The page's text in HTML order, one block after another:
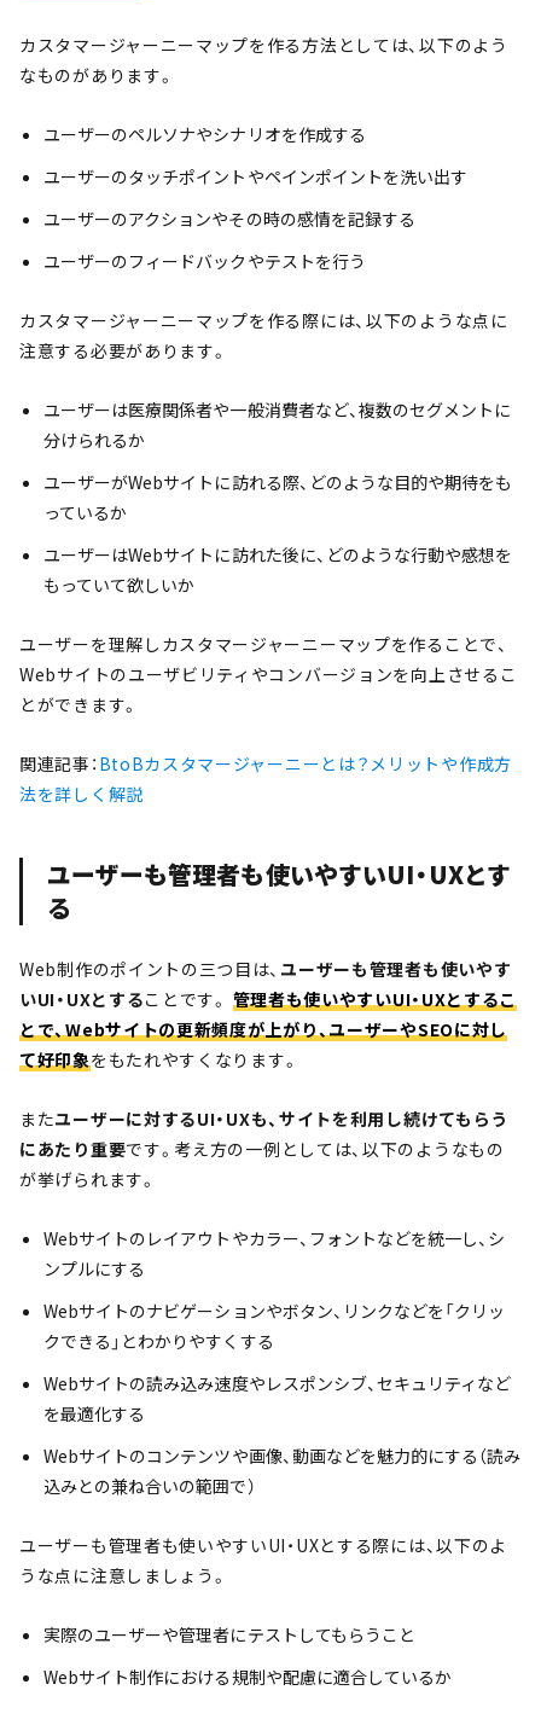
カスタマージャーニーマップを作る方法としては、以下のよう
なものがあります。
ユーザーのペルソナやシナリオを作成する
ユーザーのタッチポイントやペインポイントを洗い出す
ユーザーのアクションやその時の感情を記録する
ユーザーのフィードバックやテストを行う
カスタマージャーニーマップを作る際には、以下のような点に
注意する必要があります。
ユーザーは医療関係者や一般消費者など、複数のセグメントに
分けられるか
ユーザーがWebサイトに訪れる際、どのような目的や期待をも
っているか
ユーザーはWebサイトに訪れた後に、どのような行動や感想を
もっていて欲しいか
ユーザーを理解しカスタマージャーニーマップを作ることで、
Webサイトのユーザビリティやコンバージョンを向上させるこ
とができます。
関連記事：BtoBカスタマージャーニーとは？メリットや作成方
法を詳しく解説
ユーザーも管理者も使いやすいUI・UXとす
る
Web制作のポイントの三つ目は、 ユーザーも管理者も使いやす
いUI・UXとすることです。 管理者も使いやすいUI・UXとするこ
とで、Webサイトの更新頻度が上がり、ユーザーやSEOに対し
て好印象をもたれやすくなります。
またユーザーに対するUI・UXも、サイトを利用し続けてもらう
にあたり重要です。考え方の一例としては、以下のようなもの
が挙げられます。
Webサイトのレイアウトやカラー、フォントなどを統一し、シ
ンプルにする
Webサイトのナビゲーションやボタン、リンクなどを「クリッ
クできる」とわかりやすくする
Webサイトの読み込み速度やレスポンシブ、セキュリティなど
を最適化する
Webサイトのコンテンツや画像、動画などを魅力的にする（読み
込みとの兼ね合いの範囲で）
ユーザーも管理者も使いやすいUI・UXとする際には、以下のよ
うな点に注意しましょう。
実際のユーザーや管理者にテストしてもらうこと
Webサイト制作における規制や配慮に適合しているか